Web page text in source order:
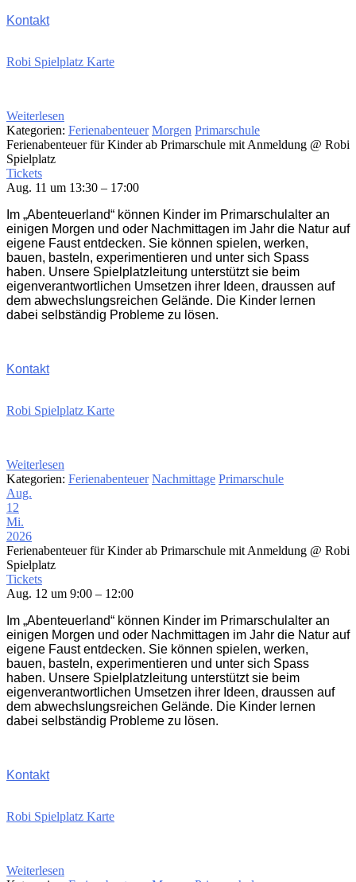
Kontakt
Robi Spielplatz Karte
Weiterlesen
Kategorien: Ferienabenteuer Morgen Primarschule
Ferienabenteuer für Kinder ab Primarschule mit Anmeldung @ Robi
Spielplatz
Tickets
Aug. 11 um 13:30 – 17:00
Im „Abenteuerland“ können Kinder im Primarschulalter an
einigen Morgen und oder Nachmittagen im Jahr die Natur auf
eigene Faust entdecken. Sie können spielen, werken,
bauen, basteln, experimentieren und unter sich Spass
haben. Unsere Spielplatzleitung unterstützt sie beim
eigenverantwortlichen Umsetzen ihrer Ideen, draussen auf
dem abwechslungsreichen Gelände. Die Kinder lernen
dabei selbständig Probleme zu lösen.
Kontakt
Robi Spielplatz Karte
Weiterlesen
Kategorien: Ferienabenteuer Nachmittage Primarschule
Aug.
12
Mi.
2026
Ferienabenteuer für Kinder ab Primarschule mit Anmeldung @ Robi
Spielplatz
Tickets
Aug. 12 um 9:00 – 12:00
Im „Abenteuerland“ können Kinder im Primarschulalter an
einigen Morgen und oder Nachmittagen im Jahr die Natur auf
eigene Faust entdecken. Sie können spielen, werken,
bauen, basteln, experimentieren und unter sich Spass
haben. Unsere Spielplatzleitung unterstützt sie beim
eigenverantwortlichen Umsetzen ihrer Ideen, draussen auf
dem abwechslungsreichen Gelände. Die Kinder lernen
dabei selbständig Probleme zu lösen.
Kontakt
Robi Spielplatz Karte
Weiterlesen